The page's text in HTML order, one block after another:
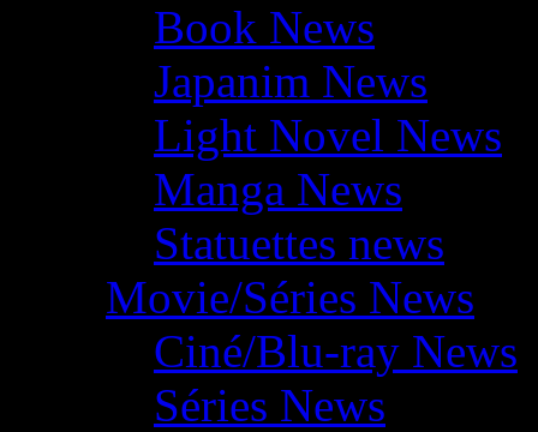
Book News
Japanim News
Light Novel News
Manga News
Statuettes news
Movie/Séries News
Ciné/Blu-ray News
Séries News